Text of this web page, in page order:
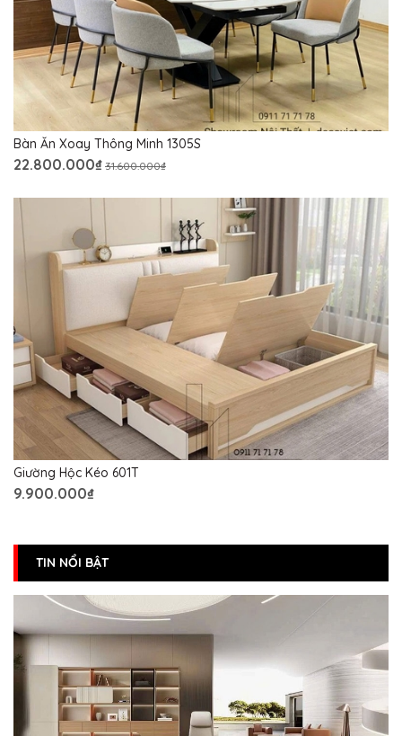
Bàn Ăn Xoay Thông Minh 1305S
22.800.000₫ 31.600.000₫
Giường Hộc Kéo 601T
9.900.000₫
TIN NỔI BẬT